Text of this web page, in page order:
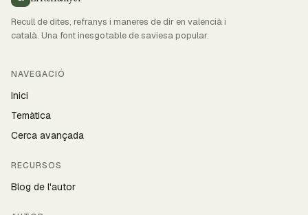
Recull de dites, refranys i maneres de dir en valencià i
català. Una font inesgotable de saviesa popular.
NAVEGACIÓ
Inici
Temàtica
Cerca avançada
RECURSOS
Blog de l'autor